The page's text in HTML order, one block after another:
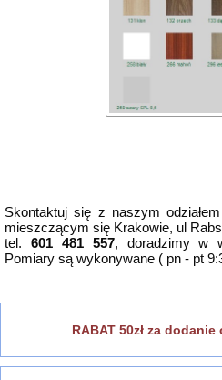
RABAT 50zł za
Skontaktuj się z naszym
mieszczącym się Krakowie, ul
tel. 601 481 557, doradzimy w
Pomiary są wykonywane ( pn - pt